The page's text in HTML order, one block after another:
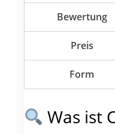
Bewertung
Preis
Form
Was ist